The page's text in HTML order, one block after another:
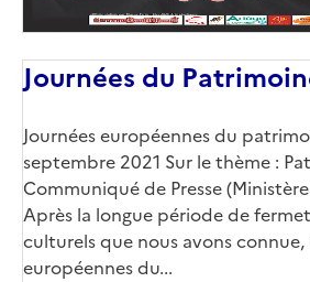
Journées du
Corps
Journées européennes du
septembre 2021 Sur le thème :
Communiqué de Presse
Après la longue période de
culturels que nous avons connue,
européennes du...